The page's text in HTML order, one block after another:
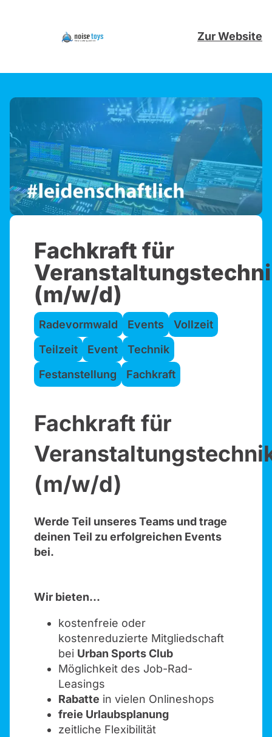
Zur Website
Fachkraft für
(m/w/d)
Radevormwald Events
Vollzeit
Teilzeit
Event
Technik
Festanstellung
Fachkraft
Fachkraft für
(m/w/d)
Werde Teil unseres Teams und trage
deinen Teil zu erfolgreichen Events
bei.
Wir bieten...
kostenfreie oder
kostenreduzierte Mitgliedschaft
bei Urban Sports Club
Möglichkeit des Job-Rad-
Leasings
Rabatte in vielen Onlineshops
freie Urlaubsplanung
zeitliche Flexibilität